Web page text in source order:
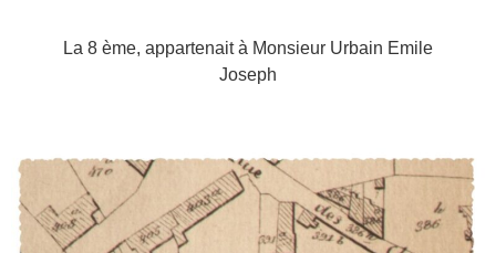
La 8 ème, appartenait à Monsieur Urbain Emile
Joseph